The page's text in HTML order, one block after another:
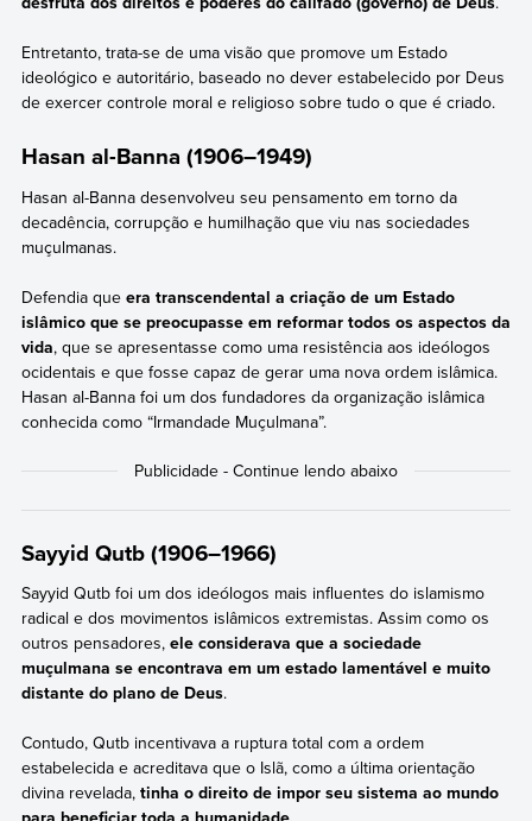
Entretanto, trata-se de uma visão que promove um Estado
ideológico e autoritário, baseado no dever estabelecido por Deus
de exercer controle moral e religioso sobre tudo o que é criado.
Hasan al-Banna (1906–1949)
Hasan al-Banna desenvolveu seu pensamento em torno da
decadência, corrupção e humilhação que viu nas sociedades
muçulmanas.
Defendia que era transcendental a criação de um Estado
islâmico que se preocupasse em reformar todos os aspectos da
vida, que se apresentasse como uma resistência aos ideólogos
ocidentais e que fosse capaz de gerar uma nova ordem islâmica.
Hasan al-Banna foi um dos fundadores da organização islâmica
conhecida como “Irmandade Muçulmana”.
Sayyid Qutb (1906–1966)
Sayyid Qutb foi um dos ideólogos mais influentes do islamismo
radical e dos movimentos islâmicos extremistas. Assim como os
outros pensadores, ele considerava que a sociedade
muçulmana se encontrava em um estado lamentável e muito
distante do plano de Deus.
Contudo, Qutb incentivava a ruptura total com a ordem
estabelecida e acreditava que o Islã, como a última orientação
divina revelada, tinha o direito de impor seu sistema ao mundo